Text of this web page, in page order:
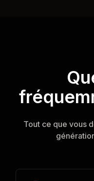
Tout ce que vous